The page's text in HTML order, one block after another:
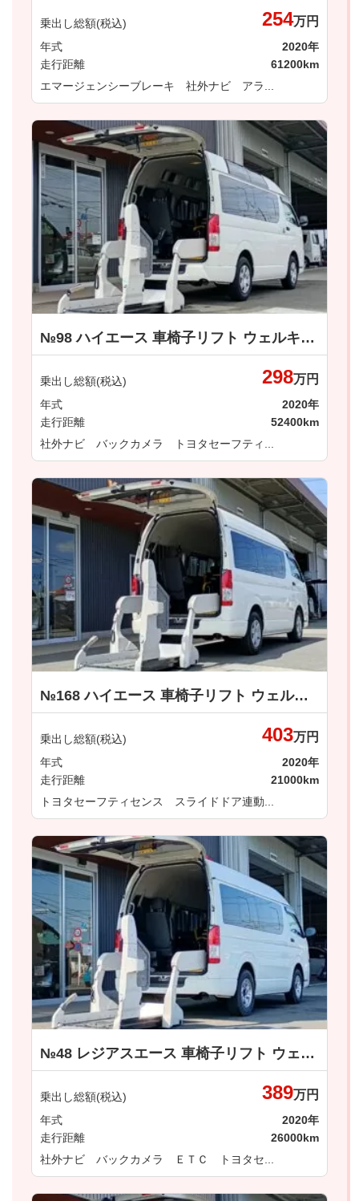
乗出し総額(税込) 254万円
年式
2020年
走行距離
61200km
エマージェンシーブレーキ 社外ナビ アラ...
№98 ハイエース 車椅子リフト ウェルキャブ 車いす仕様車 Ｂタイプ トヨタ
乗出し総額(税込) 298万円
年式
2020年
走行距離
52400km
社外ナビ バックカメラ トヨタセーフティ...
№168 ハイエース 車椅子リフト ウェルキャブ 車いす仕様車Ｂタイプ トヨタ
乗出し総額(税込) 403万円
年式
2020年
走行距離
21000km
トヨタセーフティセンス スライドドア連動...
№48 レジアスエース 車椅子リフト ウェルキャブ車 車いす仕様車 Ｂタイプ トヨタ
乗出し総額(税込) 389万円
年式
2020年
走行距離
26000km
社外ナビ バックカメラ ＥＴＣ トヨタセ...